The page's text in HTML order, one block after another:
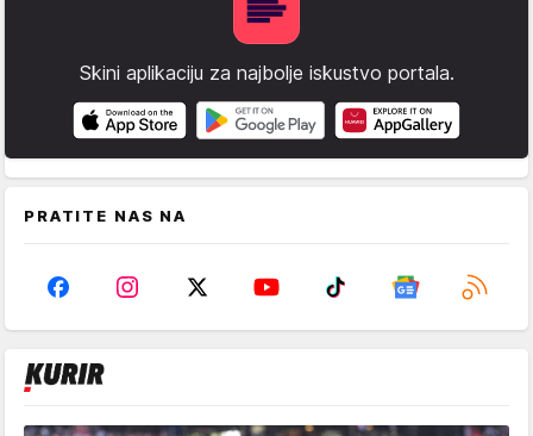
Skini aplikaciju za najbolje iskustvo portala.
PRATITE NAS NA